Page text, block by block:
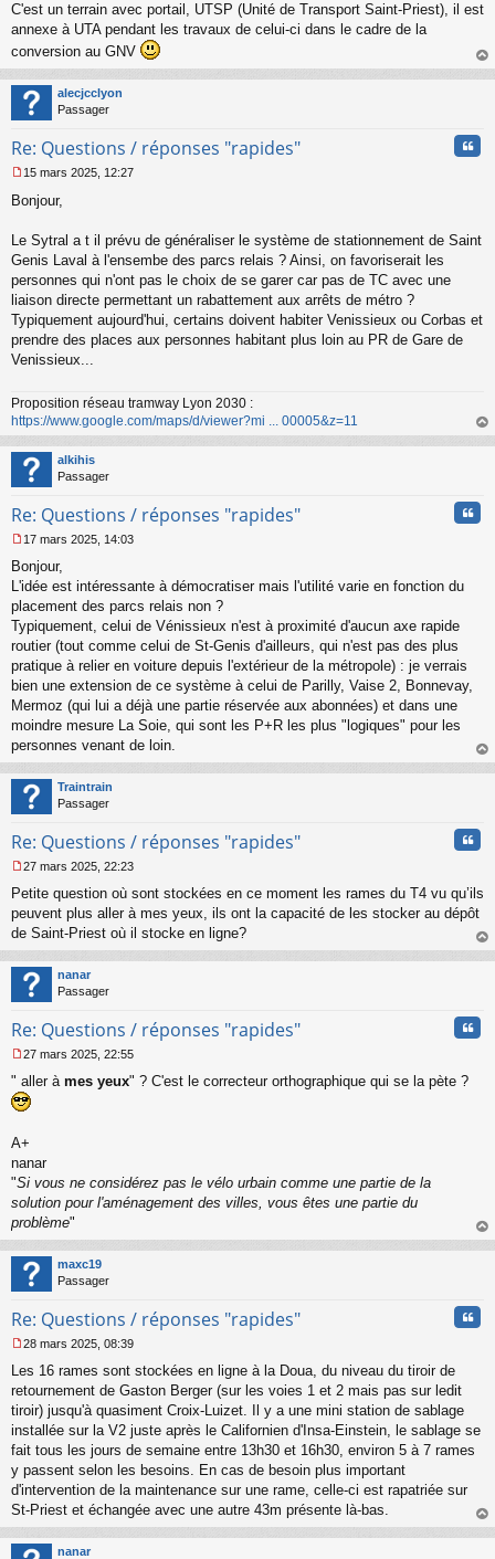
e
n
n
u
C'est un terrain avec portail, UTSP (Unité de Transport Saint-Priest), il est
annexe à UTA pendant les travaux de celui-ci dans le cadre de la
conversion au GNV
au
alecjcclyon
Passager
Re: Questions / réponses "rapides"
e
g
e
n
o
u
15 mars 2025, 12:27
Bonjour,
Le Sytral a t il prévu de généraliser le système de stationnement de Saint
Genis Laval à l'ensembe des parcs relais ? Ainsi, on favoriserait les
personnes qui n'ont pas le choix de se garer car pas de TC avec une
liaison directe permettant un rabattement aux arrêts de métro ?
Typiquement aujourd'hui, certains doivent habiter Venissieux ou Corbas et
prendre des places aux personnes habitant plus loin au PR de Gare de
Venissieux...
Proposition réseau tramway Lyon 2030 :
https://www.google.com/maps/d/viewer?mi ... 00005&z=11
au
alkihis
Passager
Re: Questions / réponses "rapides"
e
s
s
g
e
n
o
n
u
17 mars 2025, 14:03
Bonjour,
L'idée est intéressante à démocratiser mais l'utilité varie en fonction du
placement des parcs relais non ?
Typiquement, celui de Vénissieux n'est à proximité d'aucun axe rapide
routier (tout comme celui de St-Genis d'ailleurs, qui n'est pas des plus
pratique à relier en voiture depuis l'extérieur de la métropole) : je verrais
bien une extension de ce système à celui de Parilly, Vaise 2, Bonnevay,
Mermoz (qui lui a déjà une partie réservée aux abonnées) et dans une
moindre mesure La Soie, qui sont les P+R les plus "logiques" pour les
personnes venant de loin.
au
Traintrain
Passager
Re: Questions / réponses "rapides"
e
s
s
g
e
n
n
u
27 mars 2025, 22:23
Petite question où sont stockées en ce moment les rames du T4 vu qu’ils
peuvent plus aller à mes yeux, ils ont la capacité de les stocker au dépôt
de Saint-Priest où il stocke en ligne?
au
nanar
Passager
Re: Questions / réponses "rapides"
e
s
s
g
e
n
o
l
u
27 mars 2025, 22:55
" aller à mes yeux" ? C'est le correcteur orthographique qui se la pète ?
A+
nanar
"Si vous ne considérez pas le vélo urbain comme une partie de la
solution pour l'aménagement des villes, vous êtes une partie du
problème"
au
maxc19
Passager
Re: Questions / réponses "rapides"
e
s
s
g
e
n
o
n
u
28 mars 2025, 08:39
Les 16 rames sont stockées en ligne à la Doua, du niveau du tiroir de
retournement de Gaston Berger (sur les voies 1 et 2 mais pas sur ledit
tiroir) jusqu'à quasiment Croix-Luizet. Il y a une mini station de sablage
installée sur la V2 juste après le Californien d'Insa-Einstein, le sablage se
fait tous les jours de semaine entre 13h30 et 16h30, environ 5 à 7 rames
y passent selon les besoins. En cas de besoin plus important
d'intervention de la maintenance sur une rame, celle-ci est rapatriée sur
St-Priest et échangée avec une autre 43m présente là-bas.
au
nanar